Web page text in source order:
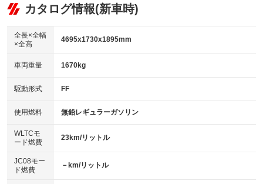
リフトアップ
：装備なし
：装備なし
パワーウィンドウ
アイドリングストップ
：装備なし
USB入力端子
：装備なし
100V電源
：装備あり
センターデフロック
：装備なし
電動格納ミラー
：装備あり
ビジュアル：-／DVD再生
：装備あり
：装備あり
革シート
キーレス
HID(キセノンライト)
：装備なし
バックカメラ
：装備あり
エアロ
：装備なし
：装備なし
パワーシート
カタログ情報(新車時)
全長×全幅
×全高
4695x1730x1895mm
車両重量 1670kg
駆動形式 FF
使用燃料 無鉛レギュラーガソリン
WLTCモ
ード燃費
23km/リットル
JC08モー
ド燃費
－km/リットル